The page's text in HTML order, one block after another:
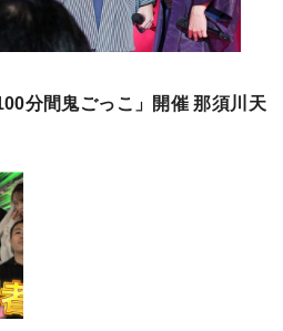
分間鬼ごっこ」開催 那須川天